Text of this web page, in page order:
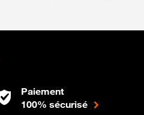
Paiement
100% sécurisé